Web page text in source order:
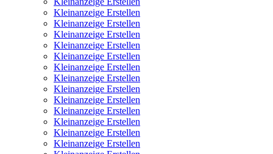
Kleinanzeige Erstellen
Kleinanzeige Erstellen
Kleinanzeige Erstellen
Kleinanzeige Erstellen
Kleinanzeige Erstellen
Kleinanzeige Erstellen
Kleinanzeige Erstellen
Kleinanzeige Erstellen
Kleinanzeige Erstellen
Kleinanzeige Erstellen
Kleinanzeige Erstellen
Kleinanzeige Erstellen
Kleinanzeige Erstellen